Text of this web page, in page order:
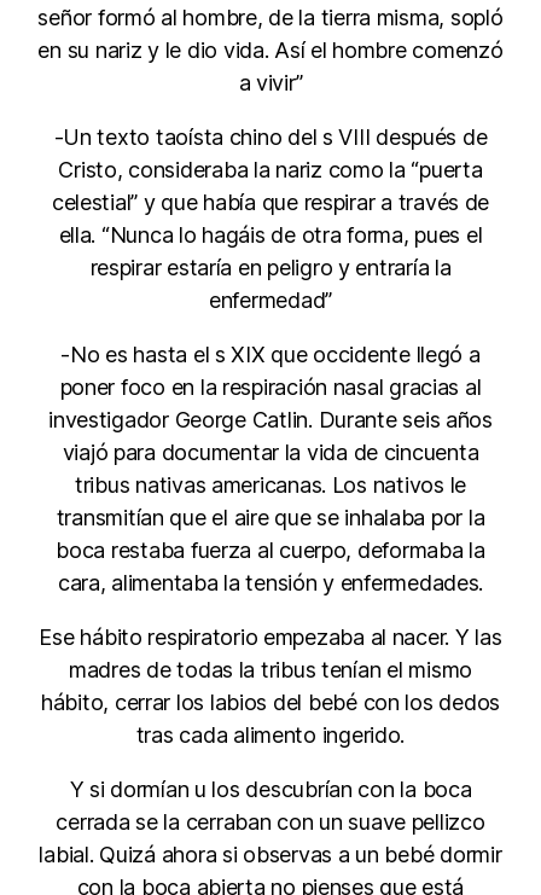
señor formó al hombre, de la tierra misma, sopló
en su nariz y le dio vida. Así el hombre comenzó
a vivir”
-Un texto taoísta chino del s VIII después de
Cristo, consideraba la nariz como la “puerta
celestial” y que había que respirar a través de
ella. “Nunca lo hagáis de otra forma, pues el
respirar estaría en peligro y entraría la
enfermedad”
-No es hasta el s XIX que occidente llegó a
poner foco en la respiración nasal gracias al
investigador George Catlin. Durante seis años
viajó para documentar la vida de cincuenta
tribus nativas americanas. Los nativos le
transmitían que el aire que se inhalaba por la
boca restaba fuerza al cuerpo, deformaba la
cara, alimentaba la tensión y enfermedades.
Ese hábito respiratorio empezaba al nacer. Y las
madres de todas la tribus tenían el mismo
hábito, cerrar los labios del bebé con los dedos
tras cada alimento ingerido.
Y si dormían u los descubrían con la boca
cerrada se la cerraban con un suave pellizco
labial. Quizá ahora si observas a un bebé dormir
con la boca abierta no pienses que está